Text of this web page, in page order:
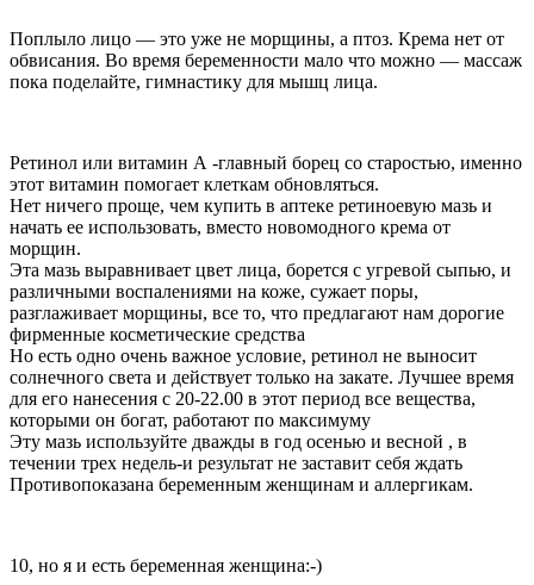
Поплыло лицо — это уже не морщины, а птоз. Крема нет от
обвисания. Во время беременности мало что можно — массаж
пока поделайте, гимнастику для мышц лица.
Ретинол или витамин А -главный борец со старостью, именно
этот витамин помогает клеткам обновляться.
Нет ничего проще, чем купить в аптеке ретиноевую мазь и
начать ее использовать, вместо новомодного крема от
морщин.
Эта мазь выравнивает цвет лица, борется с угревой сыпью, и
различными воспалениями на коже, сужает поры,
разглаживает морщины, все то, что предлагают нам дорогие
фирменные косметические средства
Но есть одно очень важное условие, ретинол не выносит
солнечного света и действует только на закате. Лучшее время
для его нанесения с 20-22.00 в этот период все вещества,
которыми он богат, работают по максимуму
Эту мазь используйте дважды в год осенью и весной , в
течении трех недель-и результат не заставит себя ждать
Противопоказана беременным женщинам и аллергикам.
10, но я и есть беременная женщина:-)